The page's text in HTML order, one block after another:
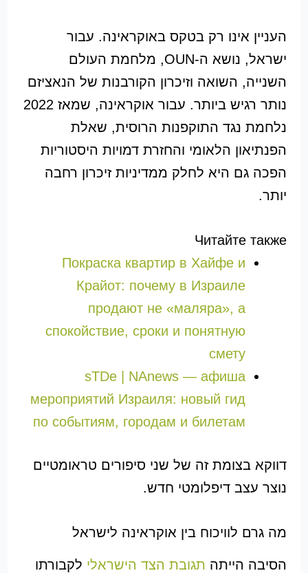
העניין אינו רק בטקס באוקראינה. עבור
ישראל, נושא ה-OUN, מלחמת העולם
השנייה, השואה וזיכרון הקורבנות של הנאציזם
נותר רגיש ביותר. עבור אוקראינה, שמאז 2022
נלחמת נגד התוקפנות הרוסית, שאלת
הפנתיאון הלאומי והחזרת דמויות היסטוריות
הפכה גם היא לחלק ממדיניות זיכרון רחבה
יותר.
Читайте также
Покраска квартир в Хайфе и
Крайот: почему в Израиле
продают не «маляра», а
спокойствие, сроки и понятную
смету
sTDe | NAnews — афиша
мероприятий Израиля: новый гид
по событиям, городам и билетам
דווקא בצומת זה של שני סיפורים טראומטיים
נוצר עצב דיפלומטי חדש.
מה גרם לוויכוח בין אוקראינה לישראל
הסיבה הייתה תגובת הצד הישראלי לקבורתו